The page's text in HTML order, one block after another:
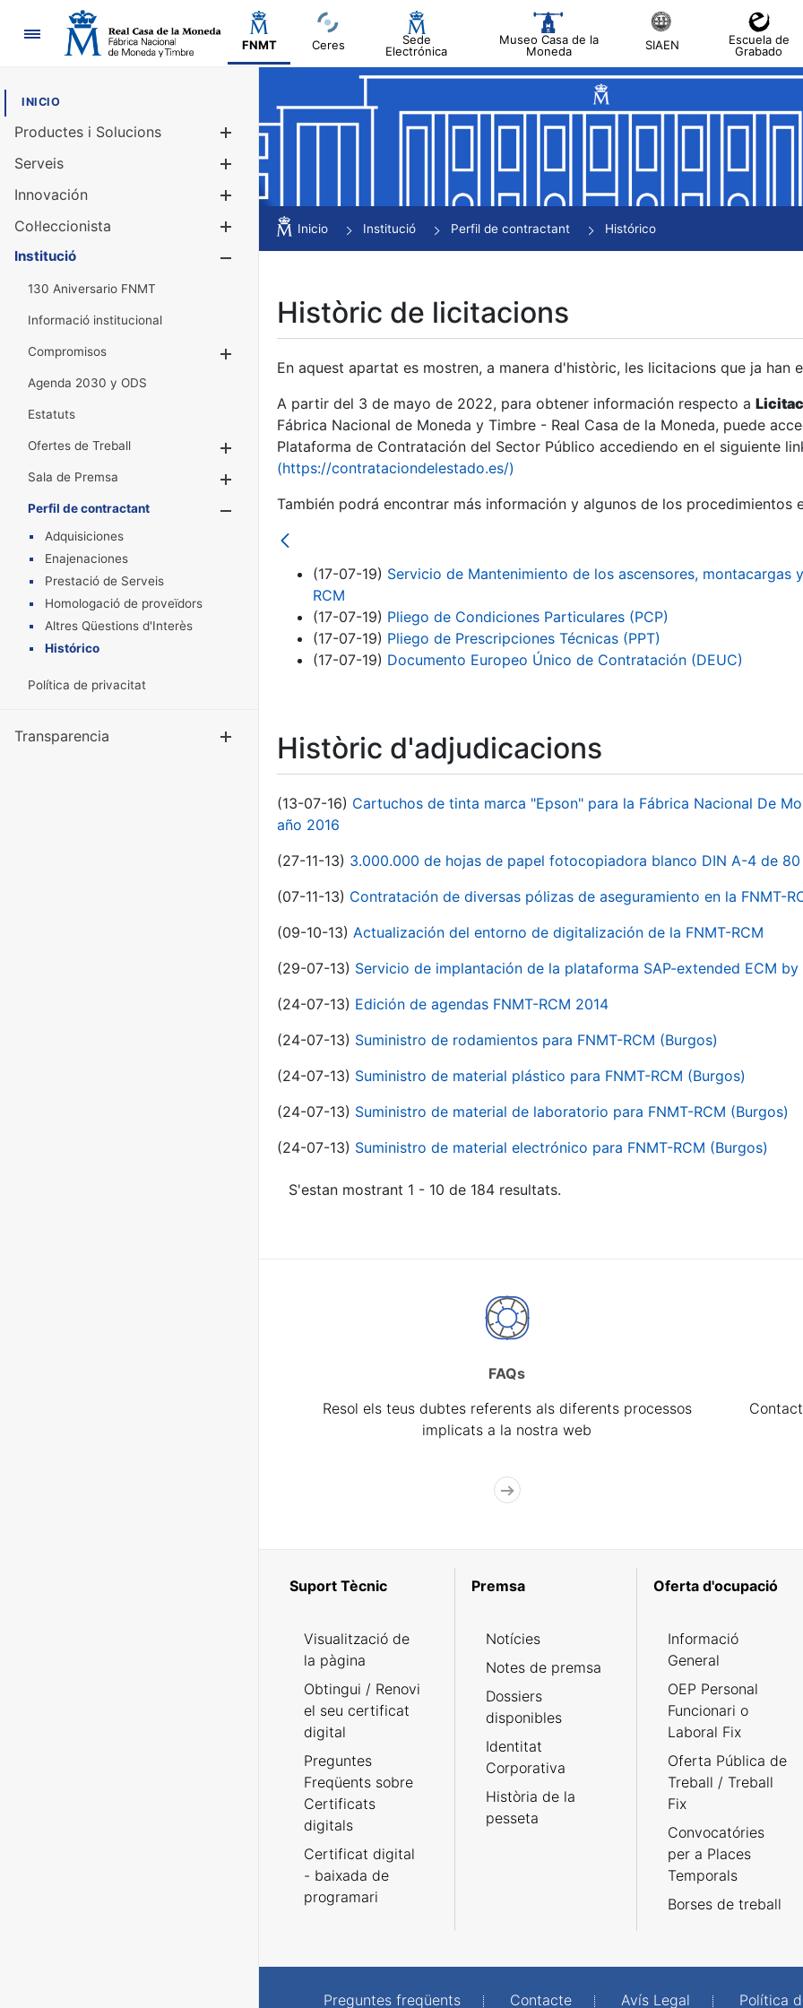
Navegació
FNMT Ceres
Sede
Electrónica
Museo Casa de la
Moneda
SIAEN
Escuela de
Grabado
INICIO
Productes i Solucions
Mostra/Amaga
Serveis
Innovación
Col·leccionista
Mostra/Amaga
Institució
130 Aniversario FNMT
Informació institucional
Compromisos
Agenda 2030 y ODS
Estatuts
Ofertes de Treball
Mostra/Amaga
Sala de Premsa
Mostra/Amaga
Perfil de contractant
Mostra/Amaga
Adquisiciones
Enajenaciones
Prestació de Serveis
Homologació de proveïdors
Altres Qüestions d'Interès
Histórico
Política de privacitat
Transparencia Mostra/Amaga
Inicio Institució Perfil de contractant Histórico
Històric de licitacions
En aquest apartat es mostren, a manera d'històric, les licitacions que ja
A partir del 3 de mayo de 2022, para obtener información respecto a
Fábrica Nacional de Moneda y Timbre - Real Casa de la Moneda, puede
Plataforma de Contratación del Sector Público accediendo en el siguiente
(https://contrataciondelestado.es/)
También podrá encontrar más información y algunos de los procedimientos
(17-07-19) Servicio de Mantenimiento de los ascensores,
RCM
(17-07-19) Pliego de Condiciones Particulares (PCP)
(17-07-19) Pliego de Prescripciones Técnicas (PPT)
(17-07-19) Documento Europeo Único de Contratación (DEUC)
Històric d'adjudicacions
(13-07-16) Cartuchos de tinta marca "Epson" para la Fábrica Nacional De
año 2016
(27-11-13) 3.000.000 de hojas de papel fotocopiadora blanco DIN A-4 de 80
(07-11-13) Contratación de diversas pólizas de aseguramiento en la FNMT-
(09-10-13) Actualización del entorno de digitalización de la FNMT-RCM
(29-07-13) Servicio de implantación de la plataforma SAP-extended ECM by
(24-07-13) Edición de agendas FNMT-RCM 2014
(24-07-13) Suministro de rodamientos para FNMT-RCM (Burgos)
(24-07-13) Suministro de material plástico para FNMT-RCM (Burgos)
(24-07-13) Suministro de material de laboratorio para FNMT-RCM (Burgos)
(24-07-13) Suministro de material electrónico para FNMT-RCM (Burgos)
S'estan mostrant 1 - 10 de 184 resultats.
FAQs
Resol els teus dubtes referents als diferents processos
implicats a la nostra web
Suport Tècnic
Visualització de
la pàgina
Obtingui / Renovi
el seu certificat
digital
Preguntes
Freqüents sobre
Certificats
digitals
Certificat digital
- baixada de
programari
Premsa
Notícies
Notes de premsa
Dossiers
disponibles
Identitat
Corporativa
Història de la
pesseta
Oferta d'ocupació
Informació
General
OEP Personal
Funcionari o
Laboral Fix
Oferta Pública de
Treball / Treball
Fix
Convocatóries
per a Places
Temporals
Borses de treball
Preguntes freqüents Contacte Avís Legal Política